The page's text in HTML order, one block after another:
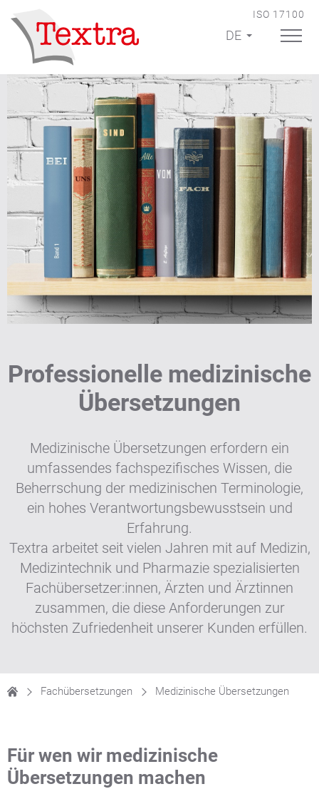
ISO 17100
DE
Professionelle medizinische
Übersetzungen
Medizinische Übersetzungen erfordern ein
umfassendes fachspezifisches Wissen, die
Beherrschung der medizinischen Terminologie,
ein hohes Verantwortungsbewusstsein und
Erfahrung.
Textra arbeitet seit vielen Jahren mit auf Medizin,
Medizintechnik und Pharmazie spezialisierten
Fachübersetzer:innen, Ärzten und Ärztinnen
zusammen, die diese Anforderungen zur
höchsten Zufriedenheit unserer Kunden erfüllen.
Fachübersetzungen Medizinische Übersetzungen
Für wen wir medizinische
Übersetzungen machen